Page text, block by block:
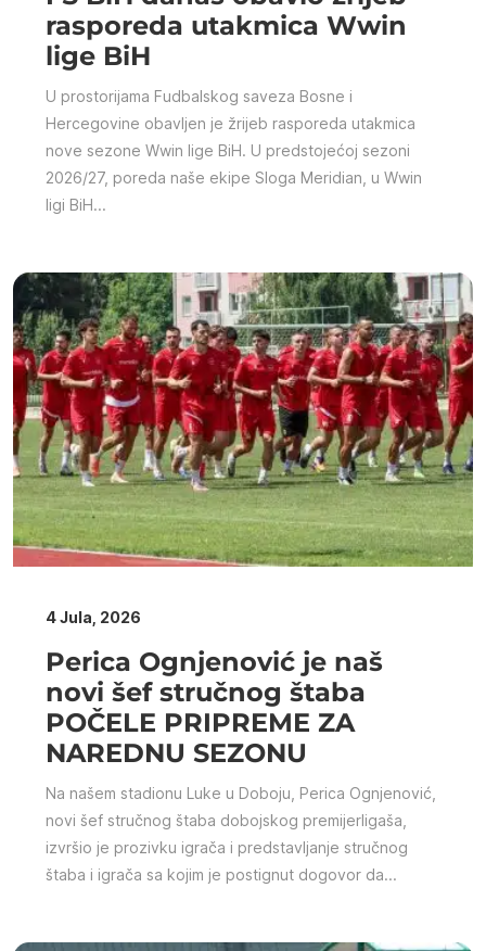
rasporeda utakmica Wwin
lige BiH
U prostorijama Fudbalskog saveza Bosne i
Hercegovine obavljen je žrijeb rasporeda utakmica
nove sezone Wwin lige BiH. U predstojećoj sezoni
2026/27, poreda naše ekipe Sloga Meridian, u Wwin
ligi BiH...
4 Jula, 2026
Perica Ognjenović je naš
novi šef stručnog štaba
POČELE PRIPREME ZA
NAREDNU SEZONU
Na našem stadionu Luke u Doboju, Perica Ognjenović,
novi šef stručnog štaba dobojskog premijerligaša,
izvršio je prozivku igrača i predstavljanje stručnog
štaba i igrača sa kojim je postignut dogovor da...